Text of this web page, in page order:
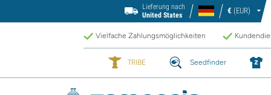
Lieferung nach
United States
€ (EUR)
Vielfache Zahlungsmöglichkeiten
TRIBE Seedfinder